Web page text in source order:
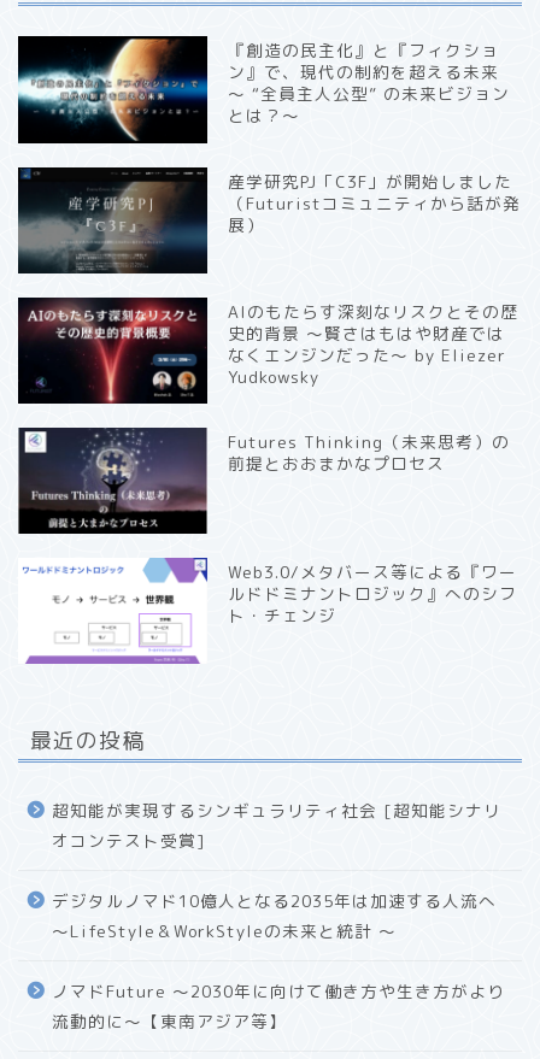
『創造の民主化』と『フィクショ
ン』で、現代の制約を超える未来
〜 “全員主人公型” の未来ビジョン
とは？〜
産学研究PJ「C3F」が開始しました
（Futuristコミュニティから話が発
展）
AIのもたらす深刻なリスクとその歴
史的背景 〜賢さはもはや財産では
なくエンジンだった〜 by Eliezer
Yudkowsky
Futures Thinking（未来思考）の
前提とおおまかなプロセス
Web3.0/メタバース等による『ワー
ルドドミナントロジック』へのシフ
ト・チェンジ
最近の投稿
超知能が実現するシンギュラリティ社会 [超知能シナリ
オコンテスト受賞]
デジタルノマド10億人となる2035年は加速する人流へ
〜LifeStyle＆WorkStyleの未来と統計 〜
ノマドFuture 〜2030年に向けて働き方や生き方がより
流動的に〜【東南アジア等】